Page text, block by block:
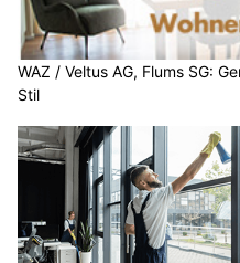
WAZ / Veltus AG, Flums SG:
Stil